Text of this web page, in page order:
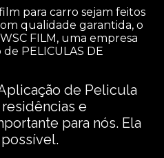
para carro sejam feitos
qualidade garantida, o
FILM, uma empresa
PELICULAS DE
de Pelicula
e
para nós. Ela